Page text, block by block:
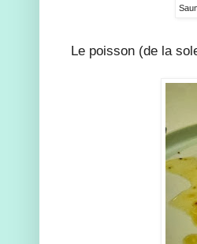
Le poisson (de la